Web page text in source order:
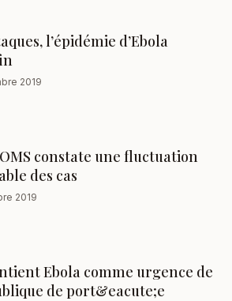
l’épidémie d’Ebola
2019
constate une fluctuation
des cas
2019
Ebola comme urgence de
de port&eacute;e